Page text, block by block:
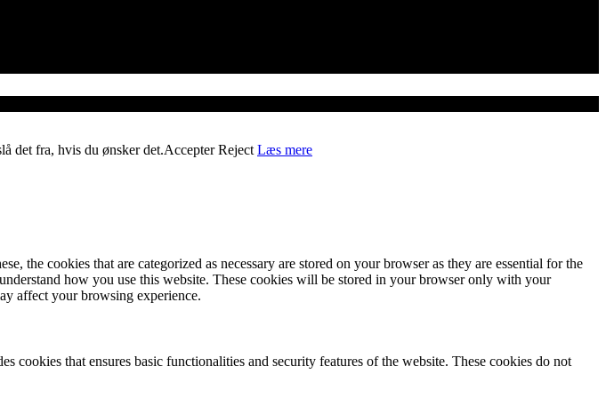
det fra, hvis du ønsker det.Accepter Reject Læs mere
the cookies that are categorized as necessary are stored on your browser as they are essential for the
how you use this website. These cookies will be stored in your browser only with your
affect your browsing experience.
that ensures basic functionalities and security features of the website. These cookies do not